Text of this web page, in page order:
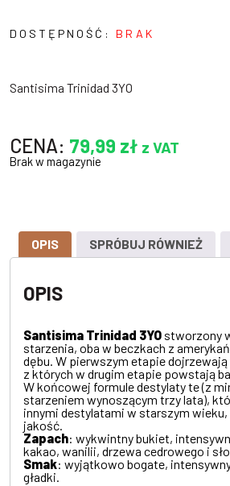
DOSTĘPNOŚĆ: BRAK
Santisima Trinidad 3YO
CENA: 79,99 zł z VAT
Brak w magazynie
OPIS SPRÓBUJ RÓWNIEŻ
OPIS
Santisima Trinidad 3YO stworzony
starzenia, oba w beczkach z
dębu. W pierwszym etapie
z których w drugim etapie powstają
W końcowej formule destylaty te (z
starzeniem wynoszącym trzy lata),
innymi destylatami w starszym
jakość.
Zapach: wykwintny bukiet,
kakao, wanilii, drzewa cedrowego i
Smak: wyjątkowo bogate,
gładki.